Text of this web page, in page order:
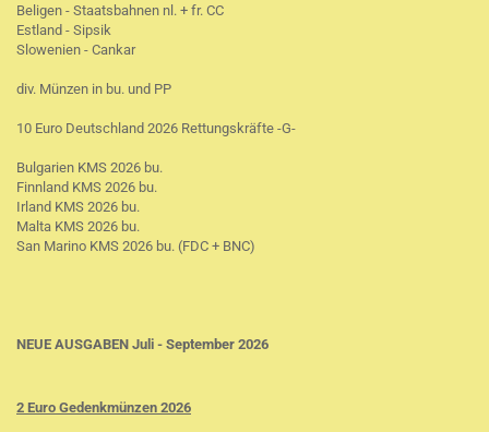
Beligen - Staatsbahnen nl. + fr. CC
Estland - Sipsik
Slowenien - Cankar
div. Münzen in bu. und PP
10 Euro Deutschland 2026 Rettungskräfte -G-
Bulgarien KMS 2026 bu.
Finnland KMS 2026 bu.
Irland KMS 2026 bu.
Malta KMS 2026 bu.
San Marino KMS 2026 bu. (FDC + BNC)
NEUE AUSGABEN Juli - September 2026
2 Euro Gedenkmünzen 2026